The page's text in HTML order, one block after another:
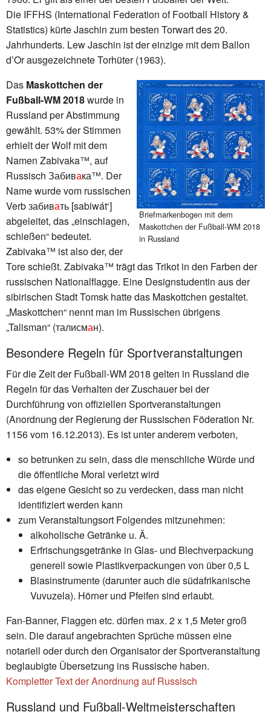
Die IFFHS (International Federation of Football History &
Statistics) kürte Jaschin zum besten Torwart des 20.
Jahrhunderts. Lew Jaschin ist der einzige mit dem Ballon
d’Or ausgezeichnete Torhüter (1963).
Briefmarkenbogen mit dem
Maskottchen der Fußball-WM 2018
in Russland
Das Maskottchen der
Fußball-WM 2018wurde in
Russland per Abstimmung
gewählt. 53% der Stimmen
erhielt der Wolf mit dem
Namen Zabivaka™, auf
Russisch Забивака™. Der
Name wurde vom russischen
Verb забивать [sabiwát‘]
abgeleitet, das „einschlagen,
schießen“ bedeutet.
Zabivaka™ ist also der, der
Tore schießt. Zabivaka™ trägt das Trikot in den Farben der
russischen Nationalflagge. Eine Designstudentin aus der
sibirischen Stadt Tomsk hatte das Maskottchen gestaltet.
„Maskottchen“ nennt man im Russischen übrigens
„Talisman“ (талисман).
Besondere Regeln für Sportveranstaltungen
Für die Zeit der Fußball-WM 2018 gelten in Russland die
Regeln für das Verhalten der Zuschauer bei der
Durchführung von offiziellen Sportveranstaltungen
(Anordnung der Regierung der Russischen Föderation Nr.
1156 vom 16.12.2013). Es ist unter anderem verboten,
so betrunken zu sein, dass die menschliche Würde und
die öffentliche Moral verletzt wird
das eigene Gesicht so zu verdecken, dass man nicht
identifiziert werden kann
zum Veranstaltungsort Folgendes mitzunehmen:
alkoholische Getränke u. Ä.
Erfrischungsgetränke in Glas- und Blechverpackung
generell sowie Plastikverpackungen von über 0,5 L
Blasinstrumente (darunter auch die südafrikanische
Vuvuzela). Hörner und Pfeifen sind erlaubt.
Fan-Banner, Flaggen etc. dürfen max. 2 x 1,5 Meter groß
sein. Die darauf angebrachten Sprüche müssen eine
notariell oder durch den Organisator der Sportveranstaltung
beglaubigte Übersetzung ins Russische haben.
Kompletter Text der Anordnung auf Russisch
Russland und Fußball-Weltmeisterschaften